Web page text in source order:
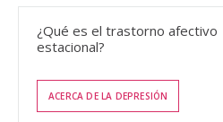
¿Qué es el trastorno afectivo
estacional?
ACERCA DE LA DEPRESIÓN